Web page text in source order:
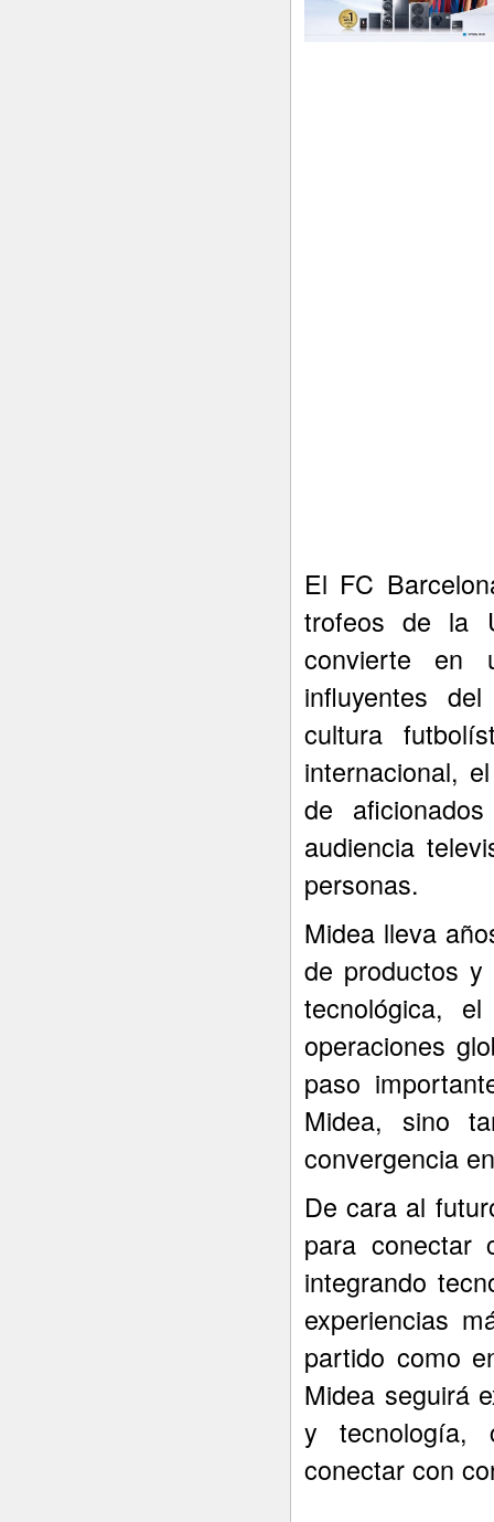
El FC
trofeos de la
convierte en
influyentes
cultura
internacional,
de
audiencia
personas.
Midea lleva
de productos y
tecnológica,
operaciones
paso
Midea, sino
convergencia
De cara al
para conectar
integrando
experiencias
partido como
Midea seguirá
y tecnología,
conectar con